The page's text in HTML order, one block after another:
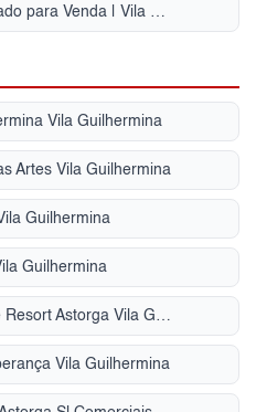
Sobrado com ar condicionado para Venda | Vila Guilhermina
Vila Guilhermina
Artes Vila Guilhermina
Guilhermina
Guilhermina
Condomínio Dialogo Home Resort Astorga Vila Guilhermina
Vila Guilhermina